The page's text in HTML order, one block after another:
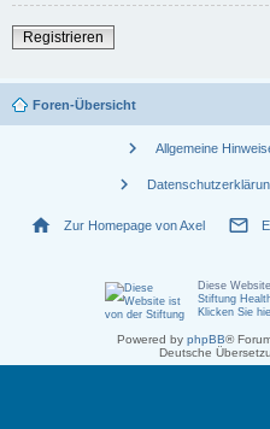
Registrieren
Foren-Übersicht
chevron_right Allgemeine
chevron_right
home Zur Homepage von Axel mail_outline
Diese
Stiftung
Klicken Sie
Powered by phpBB®
Deutsche